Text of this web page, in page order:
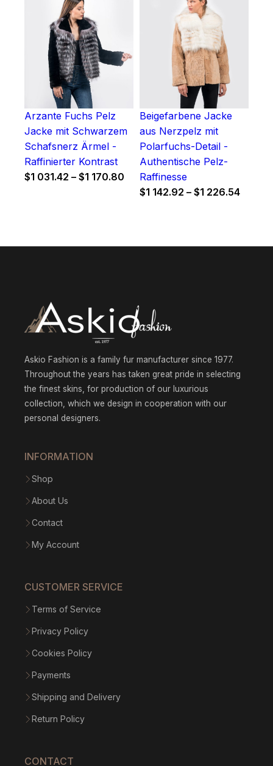
Arzante Fuchs Pelz
Jacke mit Schwarzem
Schafsnerz Ärmel -
Raffinierter Kontrast
$1 031.42 – $1 170.80 Price
range:
Beigefarbene Jacke
aus Nerzpelz mit
Polarfuchs-Detail -
Authentische Pelz-
Raffinesse
$1 142.92 – $1 226.54Price
Askio Fashion is a family fur manufacturer since 1977.
Throughout the years has taken great pride in selecting
the finest skins, for production of our luxurious
collection, which we design in cooperation with our
personal designers.
INFORMATION
Shop
About Us
Contact
My Account
CUSTOMER SERVICE
Terms of Service
Privacy Policy
Cookies Policy
Payments
Shipping and Delivery
Return Policy
CONTACT